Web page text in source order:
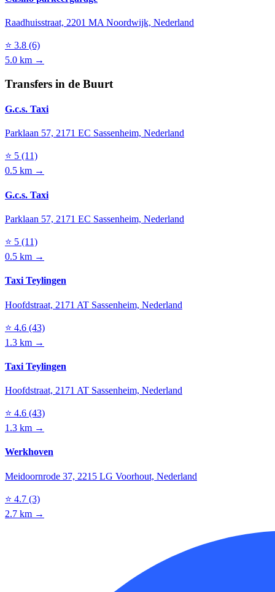
Raadhuisstraat, 2201 MA Noordwijk, Nederland
⭐ 3.8 (6)
5.0 km →
Transfers in de Buurt
G.c.s. Taxi
Parklaan 57, 2171 EC Sassenheim, Nederland
⭐ 5 (11)
0.5 km →
G.c.s. Taxi
Parklaan 57, 2171 EC Sassenheim, Nederland
⭐ 5 (11)
0.5 km →
Taxi Teylingen
Hoofdstraat, 2171 AT Sassenheim, Nederland
⭐ 4.6 (43)
1.3 km →
Taxi Teylingen
Hoofdstraat, 2171 AT Sassenheim, Nederland
⭐ 4.6 (43)
1.3 km →
Werkhoven
Meidoornrode 37, 2215 LG Voorhout, Nederland
⭐ 4.7 (3)
2.7 km →